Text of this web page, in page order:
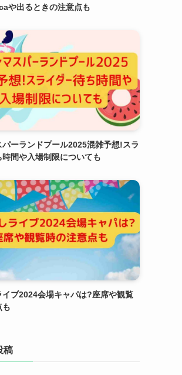
や出るときの注意点も
パーランドプール2025混雑予想!スラ
時間や入場制限についても
イブ2024会場キャパは?座席や観覧
も
稿